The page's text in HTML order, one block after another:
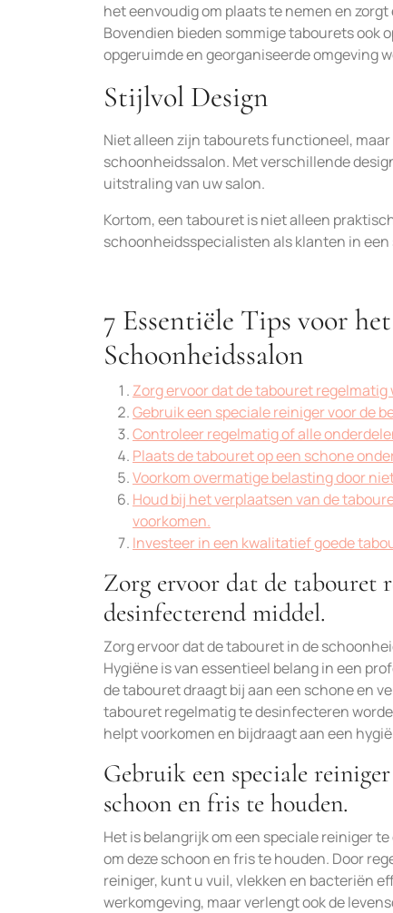
het eenvoudig om plaats te nemen en
Bovendien bieden sommige tabourets ook
opgeruimde en georganiseerde omgeving
Stijlvol Design
Niet alleen zijn tabourets functioneel,
schoonheidssalon. Met verschillende
uitstraling van uw salon.
Kortom, een tabouret is niet alleen
schoonheidsspecialisten als klanten in
7 Essentiële Tips voor
Schoonheidssalon
Zorg ervoor dat de tabouret
Gebruik een speciale reiniger voor de
Controleer regelmatig of alle
Plaats de tabouret op een schone
Voorkom overmatige belasting door
Houd bij het verplaatsen van de
voorkomen.
Investeer in een kwalitatief goede
Zorg ervoor dat de tabouret
desinfecterend middel.
Zorg ervoor dat de tabouret in de
Hygiëne is van essentieel belang in een
de tabouret draagt bij aan een schone en
tabouret regelmatig te desinfecteren
helpt voorkomen en bijdraagt aan een
Gebruik een speciale
schoon en fris te houden.
Het is belangrijk om een speciale reiniger
om deze schoon en fris te houden. Door
reiniger, kunt u vuil, vlekken en bacteriën
werkomgeving, maar verlengt ook de